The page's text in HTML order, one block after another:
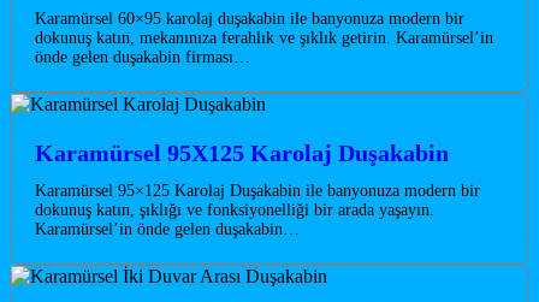
Karamürsel 60×95 karolaj duşakabin ile banyonuza modern bir
dokunuş katın, mekanınıza ferahlık ve şıklık getirin. Karamürsel’in
önde gelen duşakabin firması…
Karamürsel 95X125 Karolaj Duşakabin
Karamürsel 95×125 Karolaj Duşakabin ile banyonuza modern bir
dokunuş katın, şıklığı ve fonksiyonelliği bir arada yaşayın.
Karamürsel’in önde gelen duşakabin…